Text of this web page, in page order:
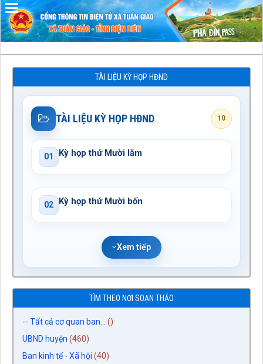
TÀI LIỆU KỲ HỌP HĐND
TÀI LIỆU KỲ HỌP HĐND 10
01 Kỳ họp thứ Mười lăm
02 Kỳ họp thứ Mười bốn
Xem tiếp
TÌM THEO NƠI SOẠN THẢO
-- Tất cả cơ quan ban...
()
UBND huyện (460)
Ban kinh tế - Xã hội (40)
Đã kết nối EMC